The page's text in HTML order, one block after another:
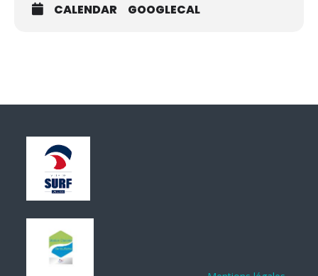
CALENDAR GOOGLECAL